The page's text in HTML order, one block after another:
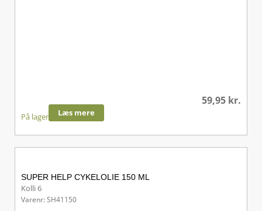
59,95 kr.
På lager Læs mere
SUPER HELP CYKELOLIE 150 ML
Kolli 6
Varenr: SH41150